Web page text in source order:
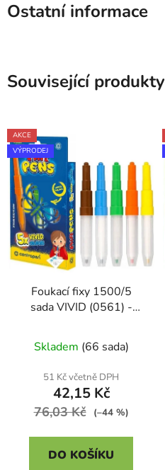
Ostatní informace
Související produkty
AKCE
VÝPRODEJ
Foukací fixy 1500/5
sada VIVID (0561) -
Skladem (66 sada)
51 Kč včetně DPH
42,15 Kč
76,03 Kč (–44 %)
DO KOŠÍKU